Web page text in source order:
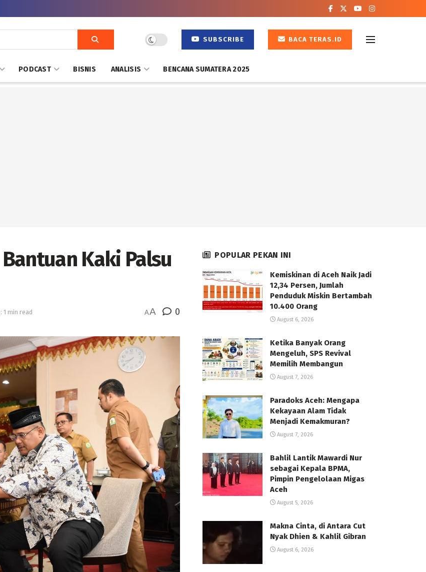
SUBSCRIBE BACA TERAS.ID
PODCAST BISNIS ANALISIS BENCANA SUMATERA 2025
Kaki Palsu
1 min read AA 0
POPULAR PEKAN INI
Kemiskinan di Aceh Naik Jadi
12,34 Persen, Jumlah
Penduduk Miskin Bertambah
10.400 Orang
August 6, 2026
Ketika Banyak Orang
Mengeluh, SPS Revival
Memilih Membangun
August 7, 2026
Paradoks Aceh: Mengapa
Kekayaan Alam Tidak
Menjadi Kemakmuran?
August 7, 2026
Bahlil Lantik Mawardi Nur
sebagai Kepala BPMA,
Pimpin Pengelolaan Migas
Aceh
August 5, 2026
Makna Cinta, di Antara Cut
Nyak Dhien & Kahlil Gibran
August 6, 2026